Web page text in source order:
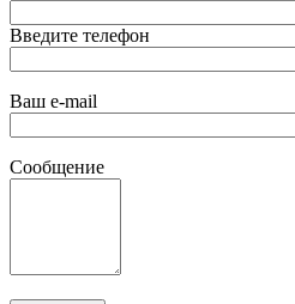
Введите телефон
Ваш e-mail
Сообщение